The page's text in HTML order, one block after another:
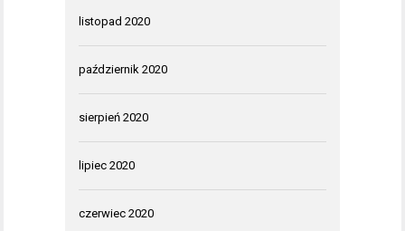
listopad 2020
październik 2020
sierpień 2020
lipiec 2020
czerwiec 2020